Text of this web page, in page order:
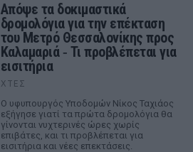
Απόψε τα δοκιμαστικά
δρομολόγια για την επέκταση
του Μετρό Θεσσαλονίκης προς
Καλαμαριά ‑ Τι προβλέπεται για
εισιτήρια
ΧΤΕΣ
Ο υφυπουργός Υποδομών Νίκος Ταχιάος
εξήγησε γιατί τα πρώτα δρομολόγια θα
γίνονται νυχτερινές ώρες χωρίς
επιβάτες, και τι προβλέπεται για
εισιτήρια και νέες επεκτάσεις.